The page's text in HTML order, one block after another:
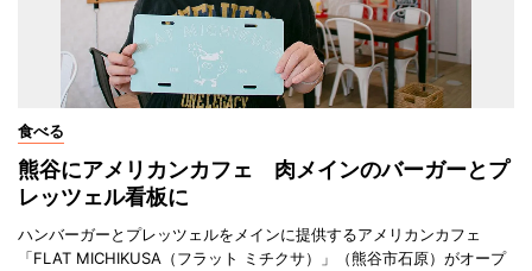
食べる
熊谷にアメリカンカフェ 肉メインのバーガーとプ
レッツェル看板に
ハンバーガーとプレッツェルをメインに提供するアメリカンカフェ
「FLAT MICHIKUSA（フラット ミチクサ）」（熊谷市石原）がオープ